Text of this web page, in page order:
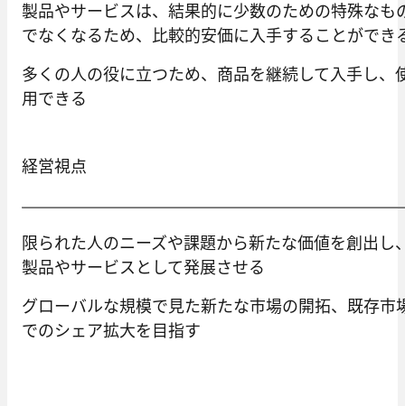
製品やサービスは、結果的に少数のための特殊なも
でなくなるため、比較的安価に入手することができ
多くの人の役に立つため、商品を継続して入手し、
用できる
経営視点
限られた人のニーズや課題から新たな価値を創出し
製品やサービスとして発展させる
グローバルな規模で見た新たな市場の開拓、既存市
でのシェア拡大を目指す